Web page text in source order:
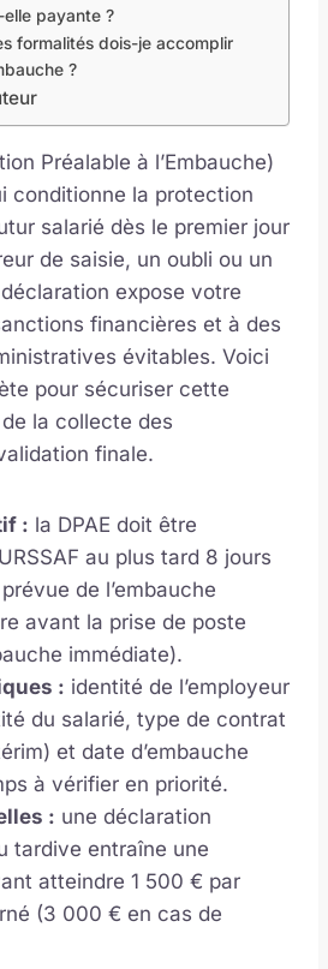
elle payante ?
formalités dois-je accomplir
?
Préalable à l’Embauche)
conditionne la protection
salarié dès le premier jour
de saisie, un oubli ou un
expose votre
financières et à des
évitables. Voici
pour sécuriser cette
la collecte des
finale.
: la DPAE doit être
au plus tard 8 jours
de l’embauche
avant la prise de poste
immédiate).
: identité de l’employeur
du salarié, type de contrat
et date d’embauche
à vérifier en priorité.
: une déclaration
tardive entraîne une
atteindre 1 500 € par
(3 000 € en cas de